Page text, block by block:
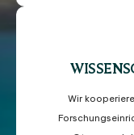
Wir